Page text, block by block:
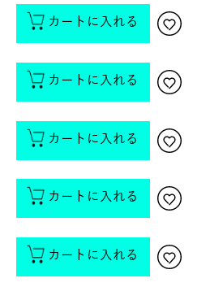
カートに入れる
カートに入れる
カートに入れる
カートに入れる
カートに入れる